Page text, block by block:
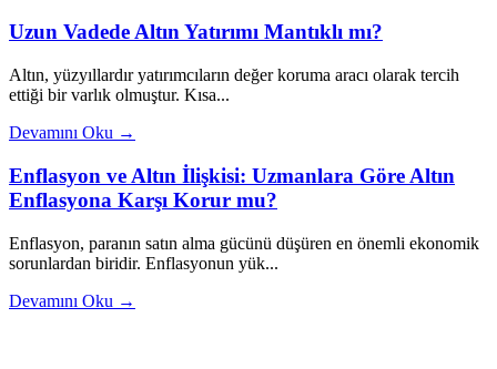
Uzun Vadede Altın Yatırımı Mantıklı mı?
Altın, yüzyıllardır yatırımcıların değer koruma aracı olarak tercih
ettiği bir varlık olmuştur. Kısa...
Devamını Oku →
Enflasyon ve Altın İlişkisi: Uzmanlara Göre Altın
Enflasyona Karşı Korur mu?
Enflasyon, paranın satın alma gücünü düşüren en önemli ekonomik
sorunlardan biridir. Enflasyonun yük...
Devamını Oku →